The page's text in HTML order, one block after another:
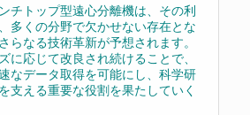
チトップ型遠心分離機は、その利
多くの分野で欠かせない存在とな
らなる技術革新が予想されます。
に応じて改良され続けることで、
なデータ取得を可能にし、科学研
支える重要な役割を果たしていく